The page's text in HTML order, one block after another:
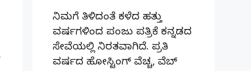
ನಿಮಗೆ ತಿಳಿದಂತೆ ಕಳೆದ ಹತ್ತು
ವರ್ಷಗಳಿಂದ ಪಂಜು ಪತ್ರಿಕೆ ಕನ್ನಡದ
ಸೇವೆಯಲ್ಲಿ ನಿರತವಾಗಿದೆ. ಪ್ರತಿ
ವರ್ಷದ ಹೋಸ್ಟಿಂಗ್‌ ವೆಚ್ಚ, ವೆಬ್‌